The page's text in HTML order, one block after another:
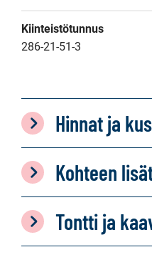
Kiinteistötunnus
286-21-51-3
Hinnat ja
Kohteen
Tontti ja